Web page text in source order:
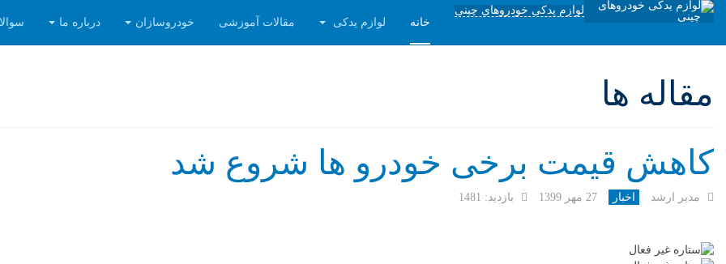
لوازم یدکی خودروهای چینی
خانه
لوازم یدکی مقالات آموزشی خودروسازان درباره ما
مقاله ها
کاهش قیمت برخی خودرو ها شروع شد
مدیر ارشد اخبار 27 مهر 1399 بازدید: 1481